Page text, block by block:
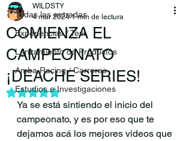
Todas las entradas
Experiencias / Test
Lanzamiento de Productos
Amba Racing / Carreras
Estudios e Investigaciones
COMIENZA EL
CAMPEONATO
¡DEACHE SERIES!
WILDSTY
4 mar 2024 1 min de lectura
Obtuvo NaN de 5 estrellas.
Ya se está sintiendo el inicio del
campeonato, y es por eso que te
dejamos acá los mejores videos que